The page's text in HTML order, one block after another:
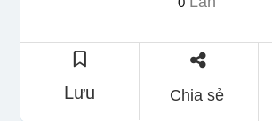
Lưu Chia sẻ